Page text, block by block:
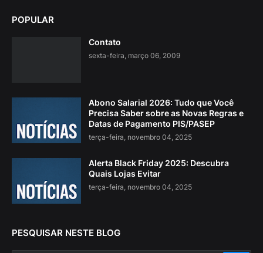
POPULAR
Contato
sexta-feira, março 06, 2009
Abono Salarial 2026: Tudo que Você
Precisa Saber sobre as Novas Regras e
Datas de Pagamento PIS/PASEP
terça-feira, novembro 04, 2025
Alerta Black Friday 2025: Descubra
Quais Lojas Evitar
terça-feira, novembro 04, 2025
PESQUISAR NESTE BLOG